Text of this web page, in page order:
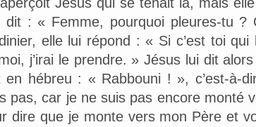
dit : « Femme, pourquoi pleures-tu ?
elle lui répond : « Si c’est toi qui
j’irai le prendre. » Jésus lui dit
hébreu : « Rabbouni ! », c’est-à-
pas, car je ne suis pas encore monté
dire que je monte vers mon Père et